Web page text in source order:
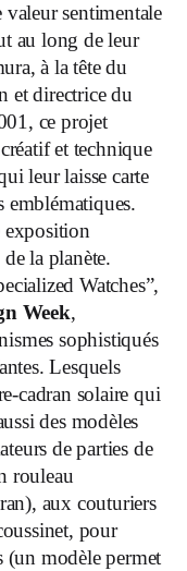
valeur sentimentale
au long de leur
à la tête du
et directrice du
ce projet
et technique
leur laisse carte
emblématiques.
exposition
la planète.
Watches”,
Week,
sophistiqués
Lesquels
cadran solaire qui
des modèles
de parties de
rouleau
aux couturiers
pour
(un modèle permet